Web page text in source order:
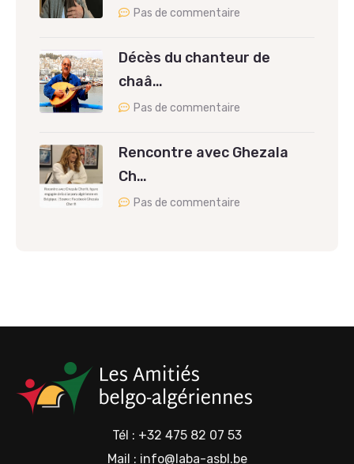
Pas de commentaire
Décès du chanteur de
chaâ…
Pas de commentaire
Rencontre avec Ghezala
Ch…
Pas de commentaire
Tél : +32 475 82 07 53
Mail : info@laba-asbl.be